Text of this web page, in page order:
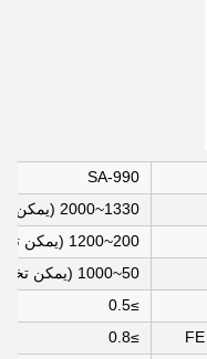
SA-990
1330~2000 (يمكن تخصيصها)
200~1200 (يمكن تخصيصها)
50~1000 (يمكن تخصيصها)
≥0.5
≥0.8